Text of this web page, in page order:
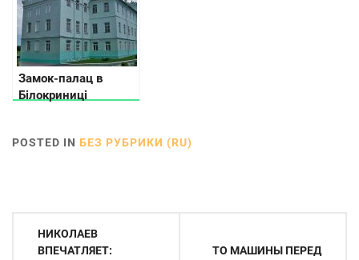
Замок-палац в
Білокриниці
POSTED IN БЕЗ РУБРИКИ (RU)
Навигация
НИКОЛАЕВ
ВПЕЧАТЛЯЕТ:
ТО МАШИНЫ ПЕРЕД